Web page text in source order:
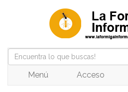
Menú Acceso